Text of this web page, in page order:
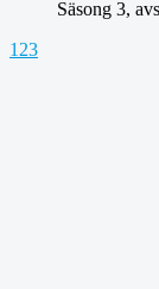
Säsong 3,
1 23